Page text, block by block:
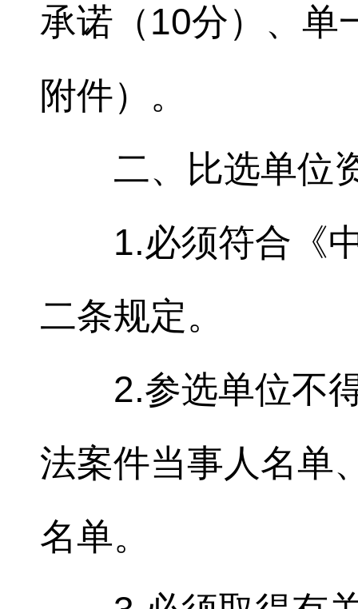
承诺（10分）、单
附件）。
二、比选单位
1.必须符合《
二条规定。
2.参选单位不
法案件当事人名单
名单。